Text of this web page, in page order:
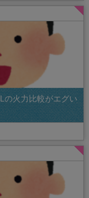
の火力比較がエグい